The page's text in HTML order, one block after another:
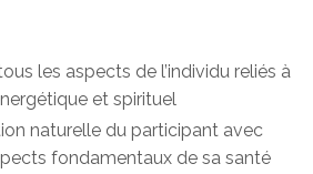
les aspects de l’individu reliés à
et spirituel
naturelle du participant avec
fondamentaux de sa santé